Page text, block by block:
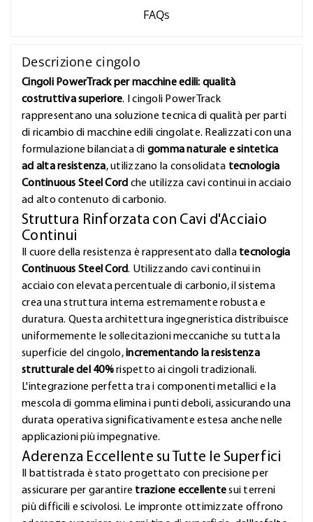
FAQs
Descrizione cingolo
Cingoli PowerTrack per macchine edili: qualità
costruttiva superiore. I cingoli PowerTrack
rappresentano una soluzione tecnica di qualità per parti
di ricambio di macchine edili cingolate. Realizzati con una
formulazione bilanciata di gomma naturale e sintetica
ad alta resistenza, utilizzano la consolidata tecnologia
Continuous Steel Cord che utilizza cavi continui in acciaio
ad alto contenuto di carbonio.
Struttura Rinforzata con Cavi d'Acciaio
Continui
Il cuore della resistenza è rappresentato dalla tecnologia
Continuous Steel Cord. Utilizzando cavi continui in
acciaio con elevata percentuale di carbonio, il sistema
crea una struttura interna estremamente robusta e
duratura. Questa architettura ingegneristica distribuisce
uniformemente le sollecitazioni meccaniche su tutta la
superficie del cingolo,incrementando la resistenza
strutturale del 40%rispetto ai cingoli tradizionali.
L'integrazione perfetta tra i componenti metallici e la
mescola di gomma elimina i punti deboli, assicurando una
durata operativa significativamente estesa anche nelle
applicazioni più impegnative.
Aderenza Eccellente su Tutte le Superfici
Il battistrada è stato progettato con precisione per
assicurare per garantire trazione eccellentesui terreni
più difficili e scivolosi. Le impronte ottimizzate offrono